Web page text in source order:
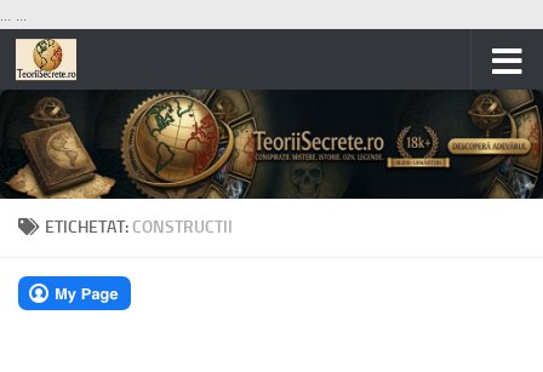
... ...
Skip to content
ETICHETAT: CONSTRUCTII